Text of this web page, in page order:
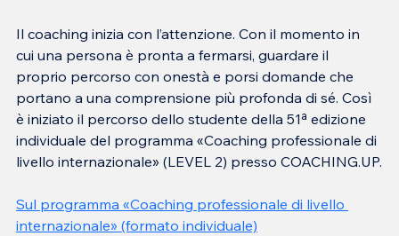
Il coaching inizia con l’attenzione. Con il momento in
cui una persona è pronta a fermarsi, guardare il
proprio percorso con onestà e porsi domande che
portano a una comprensione più profonda di sé. Così
è iniziato il percorso dello studente della 51ª edizione
individuale del programma «Coaching professionale di
livello internazionale» (LEVEL 2) presso COACHING.UP.
Sul programma «Coaching professionale di livello
internazionale» (formato individuale)